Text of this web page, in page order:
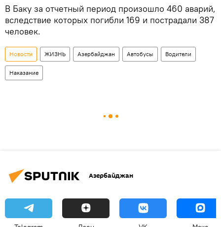
В Баку за отчетный период произошло 460 аварий,
вследствие которых погибли 169 и пострадали 387
человек.
Новости ЖИЗНЬ Азербайджан Автобусы Водители
Наказание
Азербайджан